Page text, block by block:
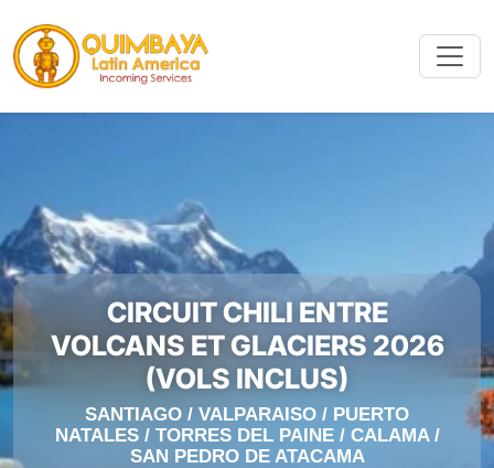
CIRCUIT CHILI ENTRE
VOLCANS ET GLACIERS 2026
(VOLS INCLUS)
SANTIAGO / VALPARAISO / PUERTO
NATALES / TORRES DEL PAINE / CALAMA /
SAN PEDRO DE ATACAMA